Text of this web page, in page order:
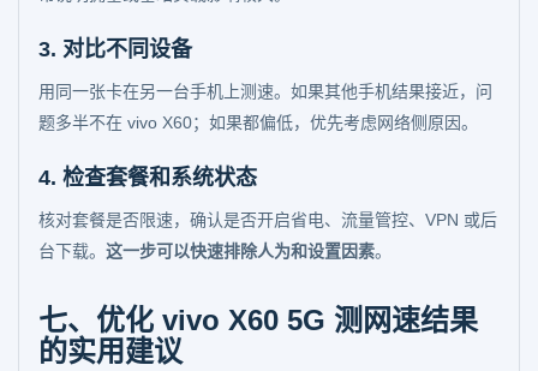
3. 对比不同设备
用同一张卡在另一台手机上测速。如果其他手机结果接近，问
题多半不在 vivo X60；如果都偏低，优先考虑网络侧原因。
4. 检查套餐和系统状态
核对套餐是否限速，确认是否开启省电、流量管控、VPN 或后
台下载。 这一步可以快速排除人为和设置因素。
七、优化 vivo X60 5G 测网速结果
的实用建议